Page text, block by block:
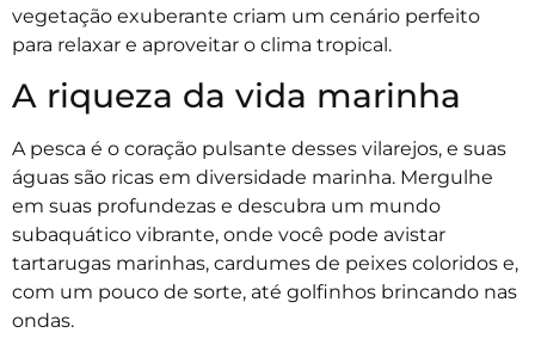
vegetação exuberante criam um cenário perfeito
para relaxar e aproveitar o clima tropical.
A riqueza da vida marinha
A pesca é o coração pulsante desses vilarejos, e suas
águas são ricas em diversidade marinha. Mergulhe
em suas profundezas e descubra um mundo
subaquático vibrante, onde você pode avistar
tartarugas marinhas, cardumes de peixes coloridos e,
com um pouco de sorte, até golfinhos brincando nas
ondas.